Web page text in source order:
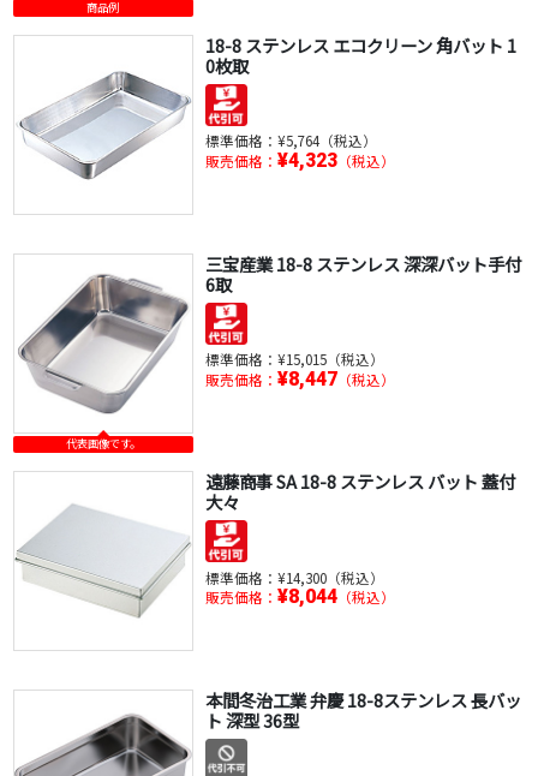
商品例
18-8 ステンレス エコクリーン 角バット 1
0枚取
標準価格： ¥5,764（税込）
販売価格： ¥4,323（税込）
代表画像です。
三宝産業 18-8 ステンレス 深深バット手付
6取
標準価格： ¥15,015（税込）
販売価格： ¥8,447（税込）
遠藤商事 SA 18-8 ステンレス バット 蓋付
大々
標準価格： ¥14,300（税込）
販売価格： ¥8,044（税込）
本間冬治工業 弁慶 18-8ステンレス 長バッ
ト 深型 36型